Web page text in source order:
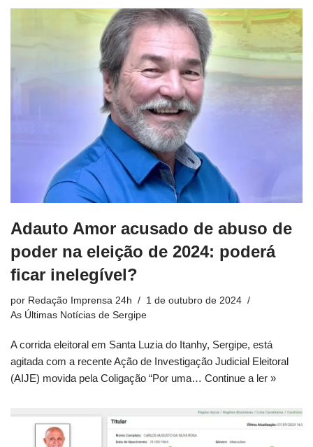
Adauto Amor acusado de abuso de
poder na eleição de 2024: poderá
ficar inelegível?
por Redação Imprensa 24h
1 de outubro de 2024
As Últimas Notícias de Sergipe
A corrida eleitoral em Santa Luzia do Itanhy, Sergipe, está
agitada com a recente Ação de Investigação Judicial Eleitoral
(AIJE) movida pela Coligação “Por uma… Continue a ler »